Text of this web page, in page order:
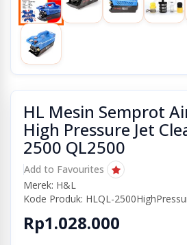
HL Mesin Semprot
High Pressure Jet
2500 QL2500
Add to Favourites
Merek: H&L
Kode Produk: HLQL-
Rp1.028.000